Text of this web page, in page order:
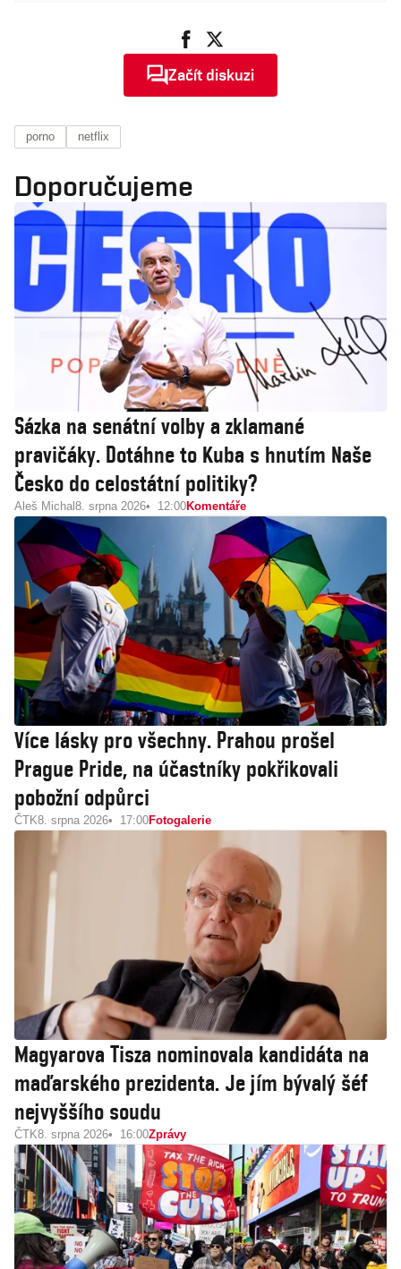
Začít diskuzi
porno netflix
Doporučujeme
Sázka na senátní volby a zklamané
pravičáky. Dotáhne to Kuba s hnutím Naše
Česko do celostátní politiky?
Aleš Michal 8. srpna 2026 12:00Komentáře
Více lásky pro všechny. Prahou prošel
Prague Pride, na účastníky pokřikovali
pobožní odpůrci
ČTK8. srpna 2026 17:00Fotogalerie
Magyarova Tisza nominovala kandidáta na
maďarského prezidenta. Je jím bývalý šéf
nejvyššího soudu
ČTK8. srpna 2026 16:00Zprávy